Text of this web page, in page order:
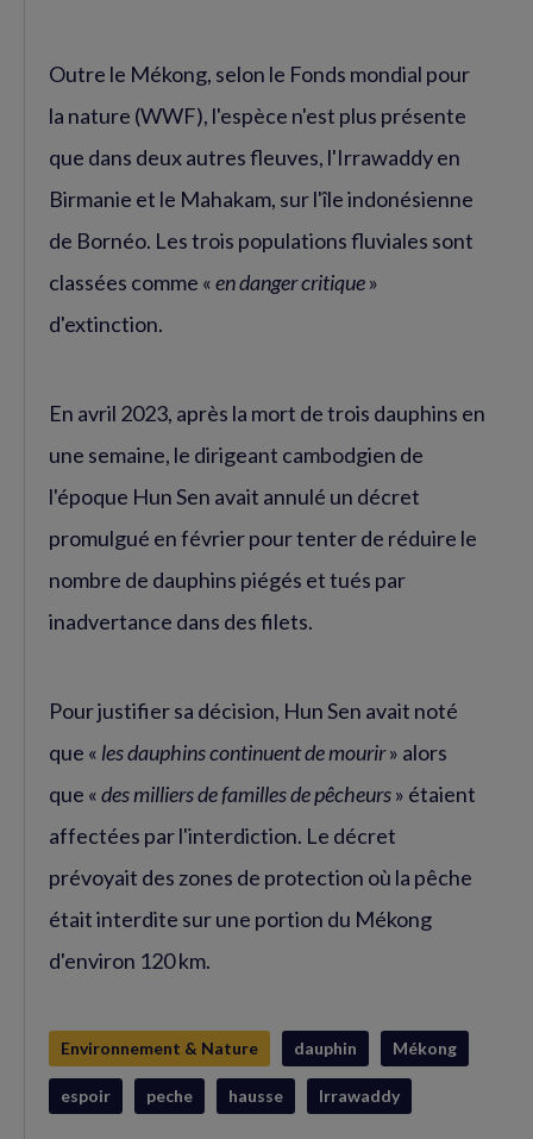
Outre le Mékong, selon le Fonds mondial pour
la nature (WWF), l'espèce n'est plus présente
que dans deux autres fleuves, l'Irrawaddy en
Birmanie et le Mahakam, sur l'île indonésienne
de Bornéo. Les trois populations fluviales sont
classées comme «en danger critique»
d'extinction.
En avril 2023, après la mort de trois dauphins en
une semaine, le dirigeant cambodgien de
l'époque Hun Sen avait annulé un décret
promulgué en février pour tenter de réduire le
nombre de dauphins piégés et tués par
inadvertance dans des filets.
Pour justifier sa décision, Hun Sen avait noté
que « les dauphins continuent de mourir» alors
que «des milliers de familles de pêcheurs» étaient
affectées par l'interdiction. Le décret
prévoyait des zones de protection où la pêche
était interdite sur une portion du Mékong
d'environ 120 km.
Environnement & Nature dauphin Mékong
espoir peche hausse Irrawaddy